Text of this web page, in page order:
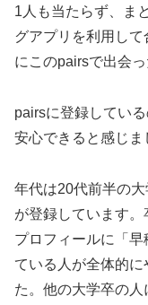
1人も当たらず、ま
グアプリを利用し
にこのpairsで出会
pairsに登録してい
安心できると感じま
年代は20代前半の
が登録しています。
プロフィールに「
ている人が全体的
た。他の大学卒の